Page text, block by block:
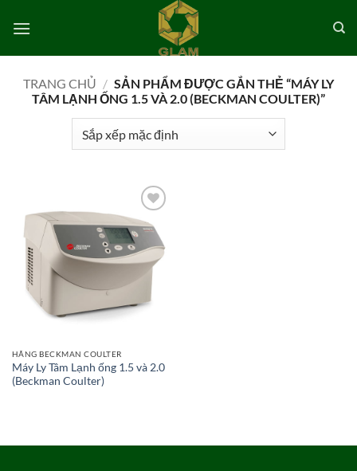
qua
TRANG CHỦ / SẢN PHẨM ĐƯỢC GẮN THẺ “MÁY LY
TÂM LẠNH ỐNG 1.5 VÀ 2.0 (BECKMAN COULTER)”
Add to
wishlist
HÃNG BECKMAN COULTER
Máy Ly Tâm Lạnh ống 1.5 và 2.0
(Beckman Coulter)